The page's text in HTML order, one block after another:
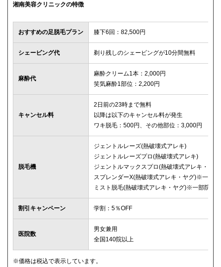
湘南美容クリニックの特徴
おすすめの足脱毛プラン 膝下6回：82,500円
シェービング代 剃り残しのシェービングが10分間無料
麻酔代
麻酔クリーム1本：2,000円
笑気麻酔1部位：2,200円
キャンセル料
2日前の23時まで無料
以降は以下のキャンセル料が発生
ワキ脱毛：500円、その他部位：3,000円
脱毛機
ジェントルレーズ(熱破壊式アレキ)
ジェントルレーズプロ(熱破壊式アレキ)
ジェントルマックスプロ(熱破壊式アレキ・ヤ
スプレンダーX(熱破壊式アレキ・ヤグ)※一部院
ミスト脱毛(熱破壊式アレキ・ヤグ)※一部院
割引キャンペーン 学割：5％OFF
医院数
男女兼用
全国140院以上
※価格は税込で表示しています。